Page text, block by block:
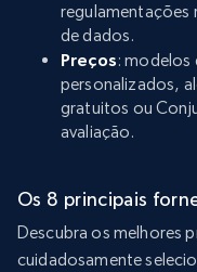
regulamentações
de dados.
Preços: modelos
personalizados,
gratuitos ou
avaliação.
Os 8 principais
Descubra os melhores
cuidadosamente